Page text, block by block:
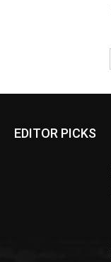
EDITOR PICKS